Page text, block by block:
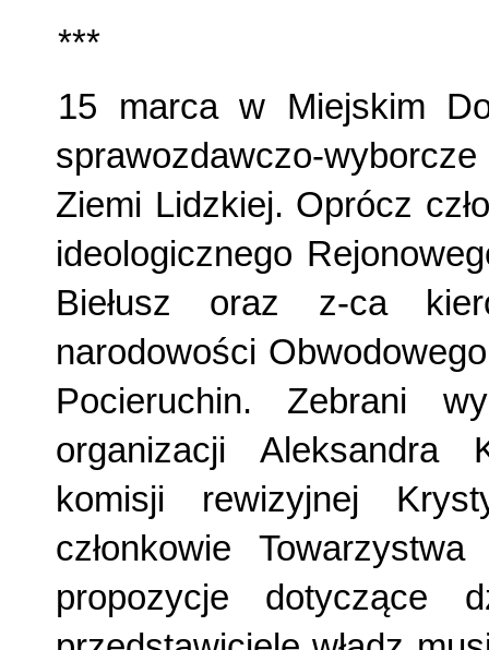
***
15 marca w Miejskim
sprawozdawczo-
Ziemi Lidzkiej. Oprócz
ideologicznego
Biełusz oraz z-ca
narodowości
Pocieruchin. Zebrani
organizacji Aleksandra
komisji rewizyjnej
członkowie
propozycje dotyczące